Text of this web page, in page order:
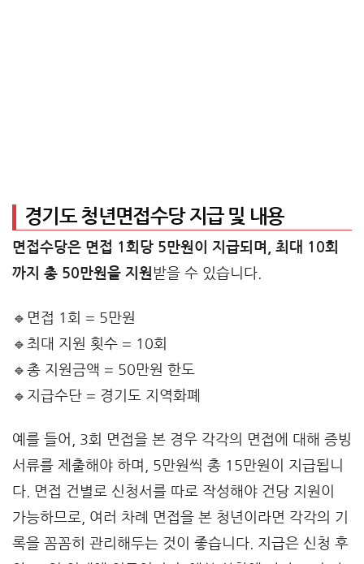
경기도 청년면접수당 지급 및 내용
면접수당은 면접 1회당 5만원이 지급되며, 최대 10회
까지 총 50만원을 지원 받을 수 있습니다.
🔹면접 1회 = 5만원
🔹최대 지원 횟수 = 10회
🔹총 지원금액 = 50만원 한도
🔹지급수단 = 경기도 지역화폐
예를 들어, 3회 면접을 본 경우 각각의 면접에 대해 증빙
서류를 제출해야 하며, 5만원씩 총 15만원이 지급됩니
다. 면접 건별로 신청서를 따로 작성해야 건당 지원이
가능하므로, 여러 차례 면접을 본 청년이라면 각각의 기
록을 꼼꼼히 관리해두는 것이 좋습니다. 지급은 신청 후